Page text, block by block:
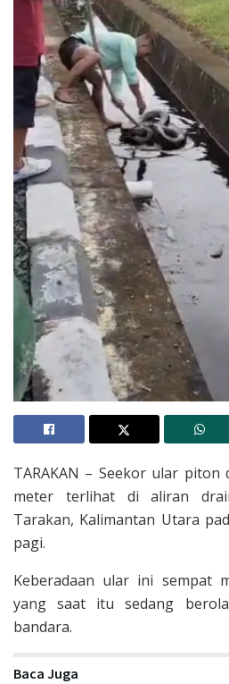
TARAKAN – Seekor ular
meter terlihat di aliran
Tarakan, Kalimantan Utara
pagi.
Keberadaan ular ini sempat
yang saat itu sedang
bandara.
Baca Juga